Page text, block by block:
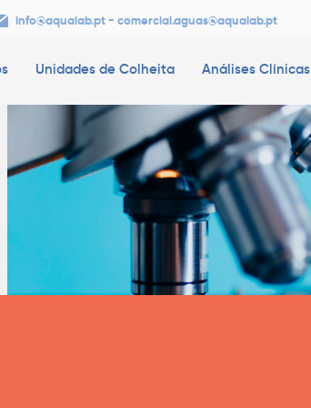
info@aqualab.pt - comercial.aguas@aqualab.pt
Unidades de Colheita Análises Clínicas